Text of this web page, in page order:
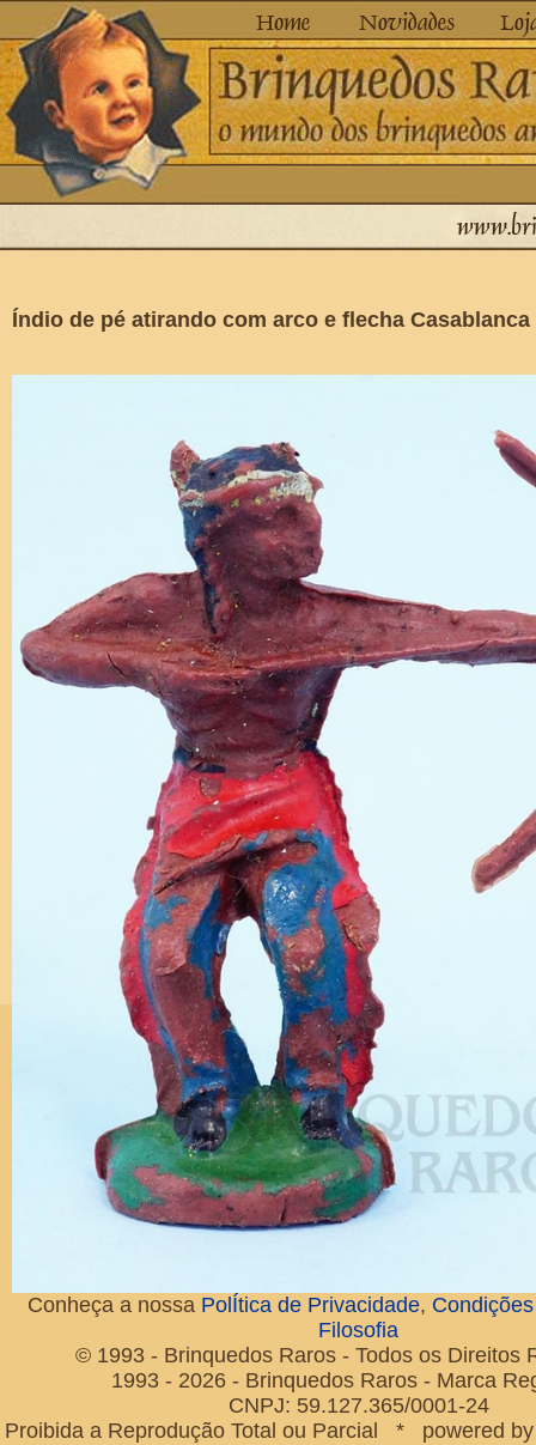
Índio de pé atirando com arco e flecha Casablanca
Conheça a nossa PolÍtica de Privacidade,
Filosofia
© 1993 - Brinquedos Raros - Todos os Direitos
1993 - 2026 - Brinquedos Raros - Marca
CNPJ: 59.127.365/0001-24
Proibida a Reprodução Total ou Parcial * powered